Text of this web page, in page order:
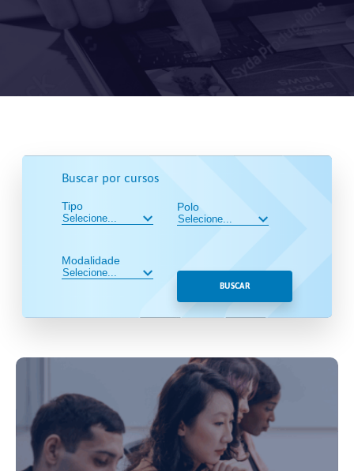
Buscar por cursos
Tipo
Modalidade
Polo
BUSCAR